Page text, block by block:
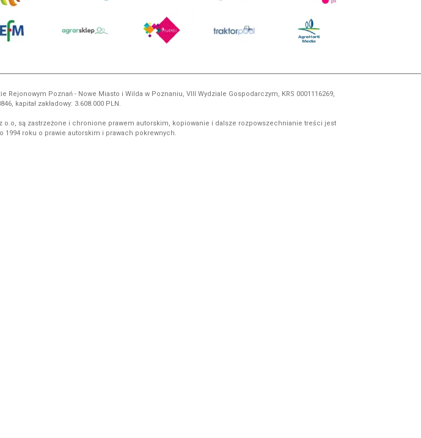
Poznań - Nowe Miasto i Wilda w Poznaniu, VIII Wydziale Gospodarczym, KRS 0001116269,
kapitał zakładowy: 3.608.000 PLN.
są zastrzeżone i chronione prawem autorskim, kopiowanie i dalsze rozpowszechnianie treści jest
1994 roku o prawie autorskim i prawach pokrewnych.